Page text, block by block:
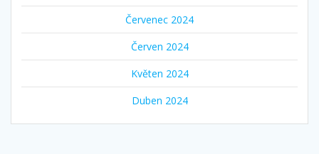
Červenec 2024
Červen 2024
Květen 2024
Duben 2024